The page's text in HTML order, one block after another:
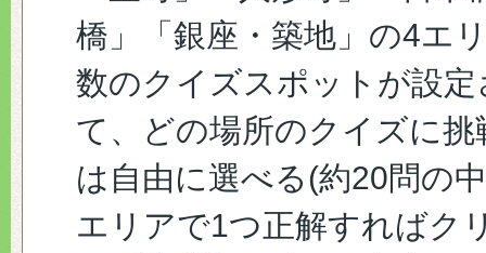
橋」「銀座・築地」の4エ
数のクイズスポットが設
て、どの場所のクイズに挑
は自由に選べる(約20問の
エリアで1つ正解すればク